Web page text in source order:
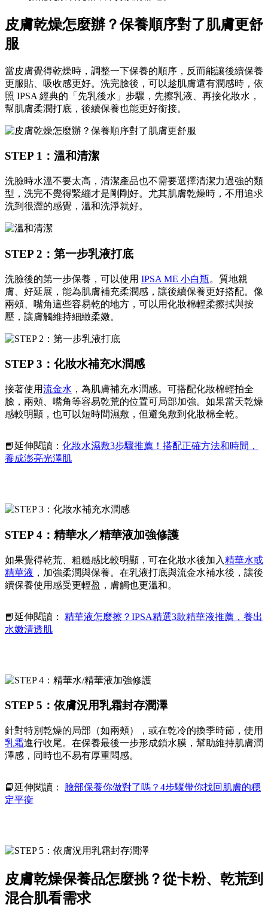
皮膚乾燥怎麼辦？保養順序對了肌膚更舒
服
當皮膚覺得乾燥時，調整一下保養的順序，反而能讓後續保養
更服貼、吸收感更好。洗完臉後，可以趁肌膚還有潤感時，依
照 IPSA 經典的「先乳後水」步驟，先擦乳液、再接化妝水，
幫肌膚柔潤打底，後續保養也能更好銜接。
STEP 1：溫和清潔
洗臉時水溫不要太高，清潔產品也不需要選擇清潔力過強的類
型，洗完不覺得緊繃才是剛剛好。尤其肌膚乾燥時，不用追求
洗到很澀的感覺，溫和洗淨就好。
STEP 2：第一步乳液打底
洗臉後的第一步保養，可以使用 IPSA ME 小白瓶。質地親
膚、好延展，能為肌膚補充柔潤感，讓後續保養更好搭配。像
兩頰、嘴角這些容易乾的地方，可以用化妝棉輕柔擦拭與按
壓，讓膚觸維持細緻柔嫩。
STEP 3：化妝水補充水潤感
接著使用流金水 ，為肌膚補充水潤感。可搭配化妝棉輕拍全
臉，兩頰、嘴角等容易乾荒的位置可局部加強。如果當天乾燥
感較明顯，也可以短時間濕敷，但避免敷到化妝棉全乾。
📘延伸閱讀： 化妝水濕敷3步驟推薦！搭配正確方法和時間，
養成澎亮光澤肌
STEP 4：精華水／精華液加強修護
如果覺得乾荒、粗糙感比較明顯，可在化妝水後加入精華水或
精華液 ，加強柔潤與保養。在乳液打底與流金水補水後，讓後
續保養使用感受更輕盈，膚觸也更溫和。
📘延伸閱讀： 精華液怎麼擦？IPSA精選3款精華液推薦，養出
水嫩清透肌
STEP 5：依膚況用乳霜封存潤澤
針對特別乾燥的局部（如兩頰），或在乾冷的換季時節，使用
乳霜進行收尾。在保養最後一步形成鎖水膜，幫助維持肌膚潤
澤感，同時也不易有厚重悶感。
📘延伸閱讀： 臉部保養你做對了嗎？4步驟帶你找回肌膚的穩
定平衡
皮膚乾燥保養品怎麼挑？從卡粉、乾荒到
混合肌看需求